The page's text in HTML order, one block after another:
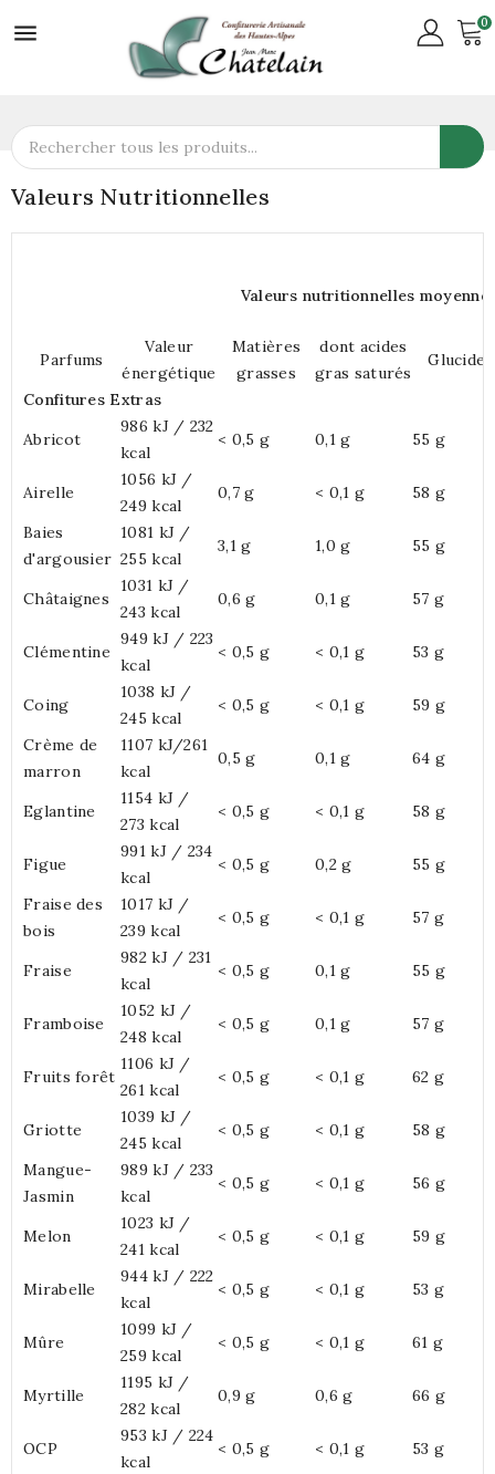
 0
Valeurs Nutritionnelles
Valeurs nutritionnelles
Parfums
Valeur
énergétique
Matières
grasses
dont acides
gras saturés
Glucides
Confitures Extras
Abricot
986 kJ / 232
kcal
< 0,5 g 0,1 g 55 g
Airelle
1056 kJ /
249 kcal
0,7 g < 0,1 g
58 g
Baies
d'argousier
1081 kJ /
255 kcal
3,1 g 1,0 g 55 g
Châtaignes
1031 kJ /
243 kcal
0,6 g 0,1 g 57 g
Clémentine
949 kJ / 223
kcal
< 0,5 g < 0,1 g 53 g
Coing
1038 kJ /
245 kcal
< 0,5 g < 0,1 g
59 g
Crème de
marron
1107 kJ/261
kcal
0,5 g 0,1 g 64 g
Eglantine
1154 kJ /
273 kcal
< 0,5 g < 0,1 g 58 g
Figue
991 kJ / 234
kcal
< 0,5 g 0,2 g
55 g
Fraise des
bois
1017 kJ /
239 kcal
< 0,5 g < 0,1 g 57 g
Fraise
982 kJ / 231
kcal
< 0,5 g 0,1 g 55 g
Framboise
1052 kJ /
248 kcal
< 0,5 g 0,1 g 57 g
Fruits forêt
1106 kJ /
261 kcal
< 0,5 g < 0,1 g 62 g
Griotte
1039 kJ /
245 kcal
< 0,5 g < 0,1 g
58 g
Mangue-
Jasmin
989 kJ / 233
kcal
< 0,5 g < 0,1 g 56 g
Melon
1023 kJ /
241 kcal
< 0,5 g < 0,1 g 59 g
Mirabelle
944 kJ / 222
kcal
< 0,5 g < 0,1 g 53 g
Mûre
1099 kJ /
259 kcal
< 0,5 g < 0,1 g 61 g
Myrtille
1195 kJ /
282 kcal
0,9 g 0,6 g 66 g
OCP
953 kJ / 224
kcal
< 0,5 g < 0,1 g
53 g